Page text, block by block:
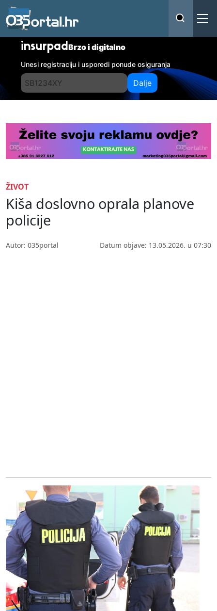
insurpadBrzo i digitalno
Unesi registraciju i usporedi ponude osiguranja
Dalje
ŽIVOT
Kiša doslovno oprala planove
policije
Autor: 035portal Datum objave: 13.05.2026. u 07:30